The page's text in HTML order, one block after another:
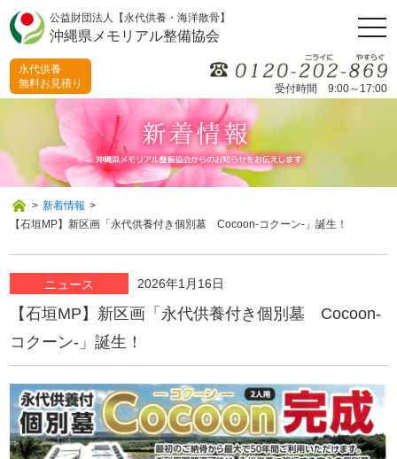
公益財団法人【永代供養・海洋散骨】
沖縄県メモリアル整備協会
受付時間 9:00～17:00
永代供養
無料お見積り
> 新着情報 >
【石垣MP】新区画「永代供養付き個別墓 Cocoon‐コクーン-」誕生！
ニュース 2026年1月16日
【石垣MP】新区画「永代供養付き個別墓 Cocoon‐
コクーン-」誕生！